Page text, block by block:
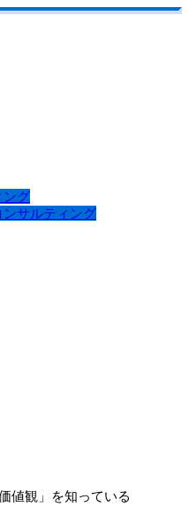
ング
サルティング
値観」を知っている